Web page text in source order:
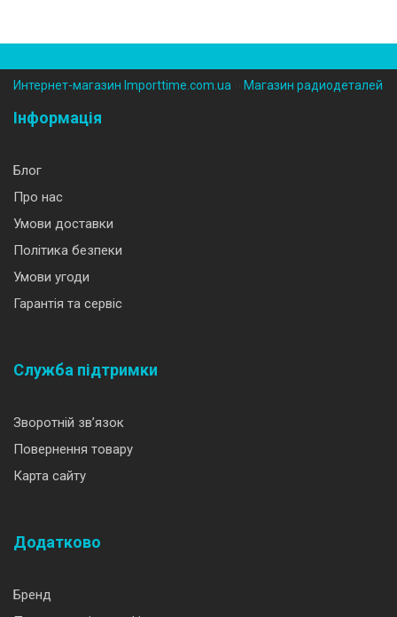
Интернет-магазин Importtime.com.ua Магазин радиодеталей
Інформація
Блог
Про нас
Умови доставки
Політика безпеки
Умови угоди
Гарантія та сервіс
Служба підтримки
Зворотній зв’язок
Повернення товару
Карта сайту
Додатково
Бренд